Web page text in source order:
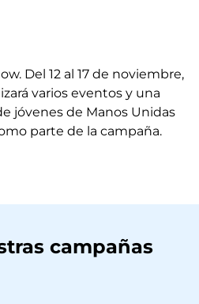
Del 12 al 17 de noviembre,
varios eventos y una
jóvenes de Manos Unidas
parte de la campaña.
campañas